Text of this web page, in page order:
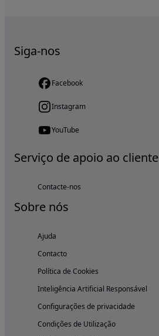
Siga-nos
Facebook
Instagram
YouTube
Serviço de apoio ao cliente
Contacte-nos
Sobre nós
Ajuda
Contacto
Política de Cookies
Inteligência Artificial Responsável
Configurações de privacidade
Condições de Utilização